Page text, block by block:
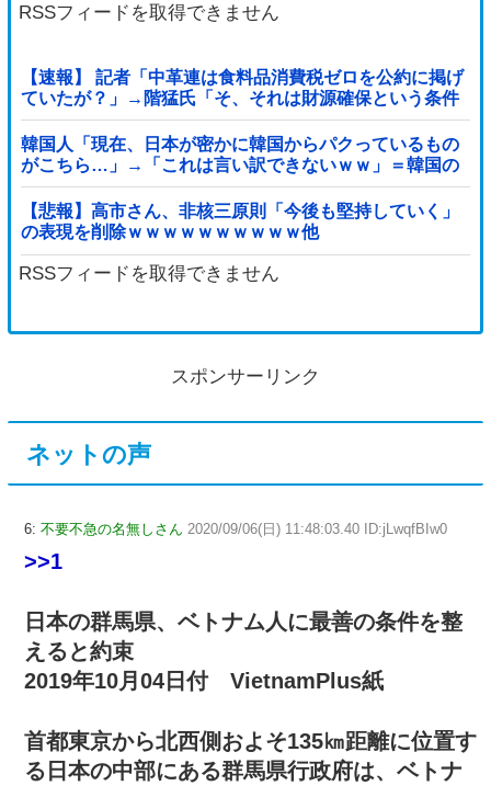
RSSフィードを取得できません
【速報】 記者「中革連は食料品消費税ゼロを公約に掲げ
ていたが？」→階猛氏「そ、それは財源確保という条件
付き」
韓国人「現在、日本が密かに韓国からパクっているもの
がこちら…」→「これは言い訳できないｗｗ」＝韓国の
反応
【悲報】高市さん、非核三原則「今後も堅持していく」
の表現を削除ｗｗｗｗｗｗｗｗｗｗ他
RSSフィードを取得できません
スポンサーリンク
ネットの声
6: 不要不急の名無しさん 2020/09/06(日) 11:48:03.40 ID:jLwqfBIw0
>>1
日本の群馬県、ベトナム人に最善の条件を整
えると約束
2019年10月04日付 VietnamPlus紙
首都東京から北西側およそ135㎞距離に位置す
る日本の中部にある群馬県行政府は、ベトナ